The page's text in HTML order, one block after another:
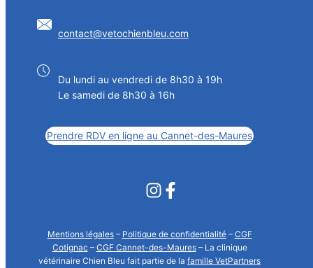
contact@vetochienbleu.com
Du lundi au vendredi de 8h30 à 19h
Le samedi de 8h30 à 16h
Prendre RDV en ligne au Cannet-des-Maures
Mentions légales– Politique de confidentialité– CGF
Cotignac – CGF Cannet-des-Maures– La clinique
vétérinaire Chien Bleu fait partie de lafamille VetPartners